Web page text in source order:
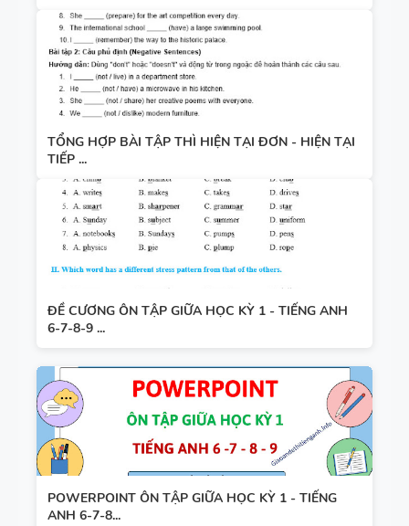
TỔNG HỢP BÀI TẬP THÌ HIỆN TẠI ĐƠN - HIỆN TẠI
TIẾP ...
ĐỀ CƯƠNG ÔN TẬP GIỮA HỌC KỲ 1 - TIẾNG ANH
6-7-8-9 ...
POWERPOINT ÔN TẬP GIỮA HỌC KỲ 1 - TIẾNG
ANH 6-7-8...